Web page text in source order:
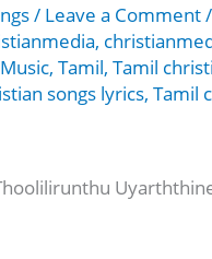
/ Leave a Comment
,
Music,Tamil,Tamil
songs lyrics,Tamil